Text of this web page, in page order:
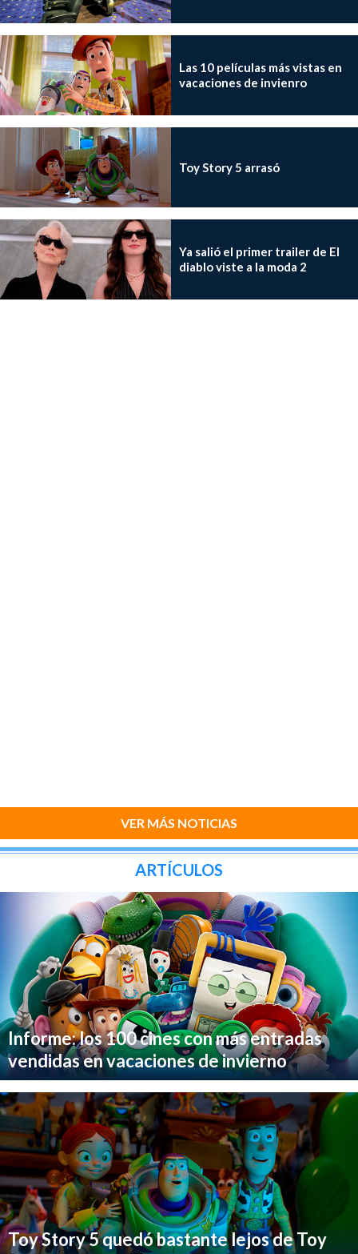
Las 10 películas más vistas en
vacaciones de invienro
Toy Story 5 arrasó
Ya salió el primer trailer de El
diablo viste a la moda 2
VER MÁS NOTICIAS
ARTÍCULOS
Informe: los 100 cines con más entradas
vendidas en vacaciones de invierno
Toy Story 5 quedó bastante lejos de Toy